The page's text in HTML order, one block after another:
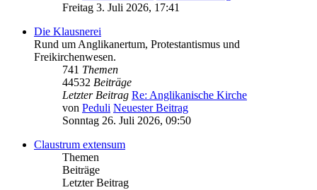
Freitag 3. Juli 2026, 17:41
Die Klausnerei
Rund um Anglikanertum, Protestantismus und
Freikirchenwesen.
741 Themen
44532 Beiträge
Letzter Beitrag Re: Anglikanische Kirche
von Peduli Neuester Beitrag
Sonntag 26. Juli 2026, 09:50
Claustrum extensum
Themen
Beiträge
Letzter Beitrag